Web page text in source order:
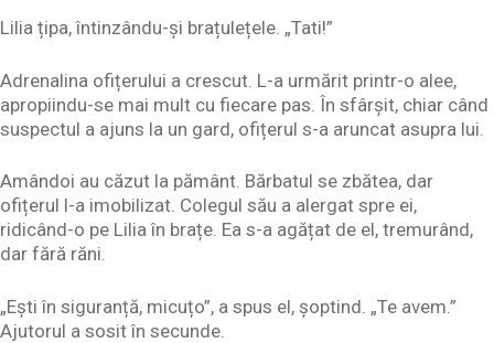
Lilia țipa, întinzându-și brațulețele. „Tati!”
Adrenalina ofițerului a crescut. L-a urmărit printr-o alee,
apropiindu-se mai mult cu fiecare pas. În sfârșit, chiar când
suspectul a ajuns la un gard, ofițerul s-a aruncat asupra lui.
Amândoi au căzut la pământ. Bărbatul se zbătea, dar
ofițerul l-a imobilizat. Colegul său a alergat spre ei,
ridicând-o pe Lilia în brațe. Ea s-a agățat de el, tremurând,
dar fără răni.
„Ești în siguranță, micuțo”, a spus el, șoptind. „Te avem.”
Ajutorul a sosit în secunde.